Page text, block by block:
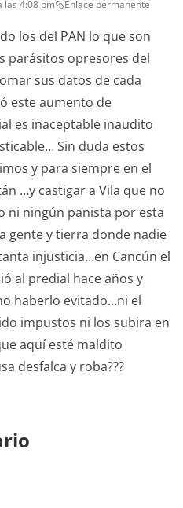
las 4:08 pm Enlace permanente
los del PAN lo que son
parásitos opresores del
sus datos de cada
este aumento de
es inaceptable inaudito
Sin duda estos
y para siempre en el
…y castigar a Vila que no
ni ningún panista por esta
gente y tierra donde nadie
injusticia…en Cancún el
al predial hace años y
haberlo evitado…ni el
impustos ni los subira en
aquí esté maldito
desfalca y roba???